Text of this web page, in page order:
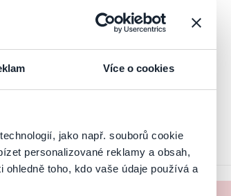
Více o cookies
jako např. souborů cookie
personalizované reklamy a obsah,
toho, kdo vaše údaje používá a